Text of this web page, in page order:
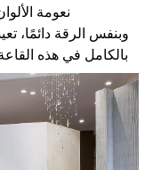
نعومة
بالكامل في هذه